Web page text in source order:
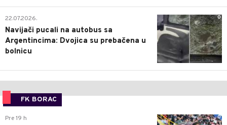
0
22.07.2026.
Navijači pucali na autobus sa
Argentincima: Dvojica su prebačena u
bolnicu
FK BORAC
0
Pre 19 h